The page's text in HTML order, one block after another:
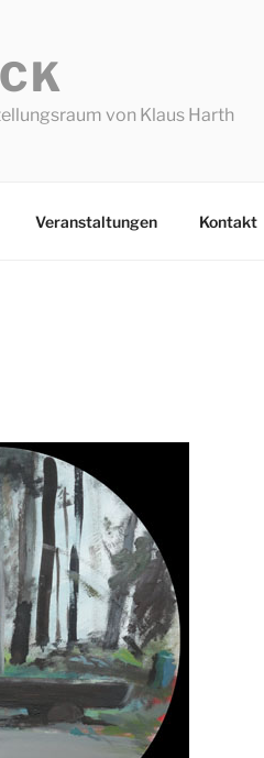
von Klaus Harth
Veranstaltungen Kontakt